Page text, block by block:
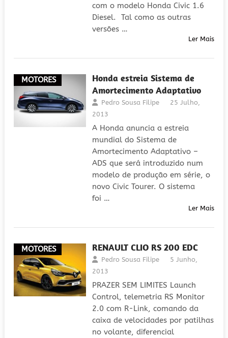
com o modelo Honda Civic 1.6
Diesel. Tal como as outras
versões …
Ler Mais
MOTORES
Honda estreia Sistema de
Amortecimento Adaptativo
Pedro Sousa Filipe
25 Julho,
2013
A Honda anuncia a estreia
mundial do Sistema de
Amortecimento Adaptativo –
ADS que será introduzido num
modelo de produção em série, o
novo Civic Tourer. O sistema
foi …
Ler Mais
MOTORES RENAULT CLIO RS 200 EDC
Pedro Sousa Filipe
5 Junho,
2013
PRAZER SEM LIMITES Launch
Control, telemetria RS Monitor
2.0 com R-Link, comando da
caixa de velocidades por patilhas
no volante, diferencial